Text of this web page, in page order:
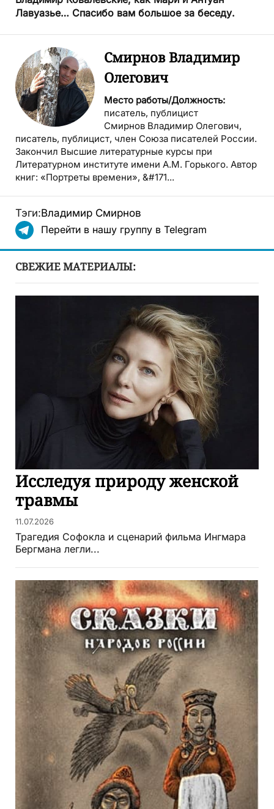
Лавуазье… Спасибо вам большое за беседу.
Смирнов Владимир
Олегович
Место работы/Должность:
писатель, публицист
Смирнов Владимир Олегович,
писатель, публицист, член Союза писателей России.
Закончил Высшие литературные курсы при
Литературном институте имени А.М. Горького. Автор
книг: «Портреты времени», &#171...
Тэги:Владимир Смирнов
Перейти в нашу группу в Telegram
СВЕЖИЕ МАТЕРИАЛЫ:
Исследуя природу женской
травмы
11.07.2026
Трагедия Софокла и сценарий фильма Ингмара
Бергмана легли...